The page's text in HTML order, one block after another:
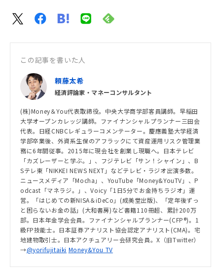
この記事を書いた人
頼藤太希
経済評論家・マネーコンサルタント
(株)Money＆You代表取締役。中央大学商学部客員講師。早稲田
大学オープンカレッジ講師。ファイナンシャルプランナー三田会
代表。日経CNBCレギュラーコメンテーター。慶應義塾大学経済
学部卒業後、外資系生保のアフラックにて資産運用リスク管理業
務に6年間従事。2015年に現会社を創業し現職へ。日本テレビ
「カズレーザーと学ぶ。」、フジテレビ「サン！シャイン」、B
Sテレ東「NIKKEI NEWS NEXT」などテレビ・ラジオ出演多数。
ニュースメディア「Mocha」、YouTube「Money&YouTV」、P
odcast「マネラジ。」、Voicy「1日5分でお金持ちラジオ」運
営。「はじめての新NISA＆iDeCo」(成美堂出版)、「定年後ずっ
と困らないお金の話」(大和書房)など書籍110冊超、累計200万
部。日本年金学会会員。ファイナンシャルプランナー(CFP®)。1
級FP技能士。日本証券アナリスト協会認定アナリスト(CMA)。宅
地建物取引士。日本アクチュアリー会研究会員。X（旧Twitter）
→@yorifujitaiki Money&You TV